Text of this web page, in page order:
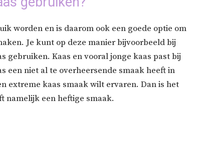
worden en is daarom ook een goede optie om
Je kunt op deze manier bijvoorbeeld bij
gebruiken. Kaas en vooral jonge kaas past bij
een niet al te overheersende smaak heeft in
extreme kaas smaak wilt ervaren. Dan is het
namelijk een heftige smaak.